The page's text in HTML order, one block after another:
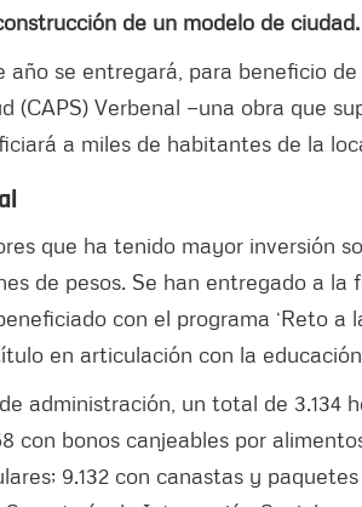
de un modelo de ciudad.
año se entregará, para beneficio
(CAPS) Verbenal —una obra que
a miles de habitantes de la
que ha tenido mayor inversión
de pesos. Se han entregado a
con el programa ‘Reto a
en articulación con la
administración, un total de 3.134
con bonos canjeables por
9.132 con canastas y